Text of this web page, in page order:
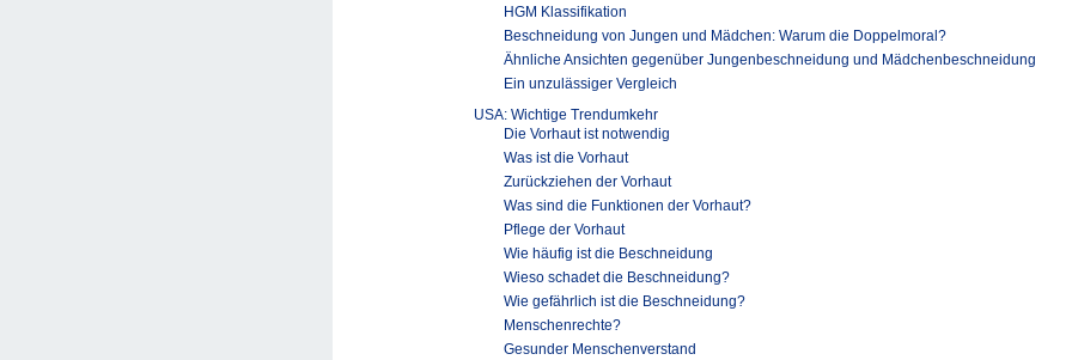
HGM Klassifikation
Beschneidung von Jungen und Mädchen: Warum die Doppelmoral?
Ähnliche Ansichten gegenüber Jungenbeschneidung und Mädchenbeschneidung
Ein unzulässiger Vergleich
USA: Wichtige Trendumkehr
Die Vorhaut ist notwendig
Was ist die Vorhaut
Zurückziehen der Vorhaut
Was sind die Funktionen der Vorhaut?
Pflege der Vorhaut
Wie häufig ist die Beschneidung
Wieso schadet die Beschneidung?
Wie gefährlich ist die Beschneidung?
Menschenrechte?
Gesunder Menschenverstand